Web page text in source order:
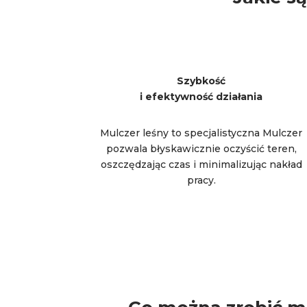
Szybkość
i efektywność działania
Mulczer leśny to specjalistyczna Mulczer
pozwala błyskawicznie oczyścić teren,
oszczędzając czas i minimalizując nakład
pracy.